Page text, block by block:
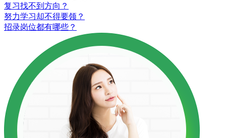
复习找不到方向？
努力学习却不得要领？
招录岗位都有哪些？